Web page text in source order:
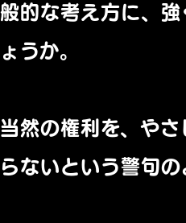
般的な考え方に、 強
ょうか。
当然の権利を、 やさ
らないという警句の